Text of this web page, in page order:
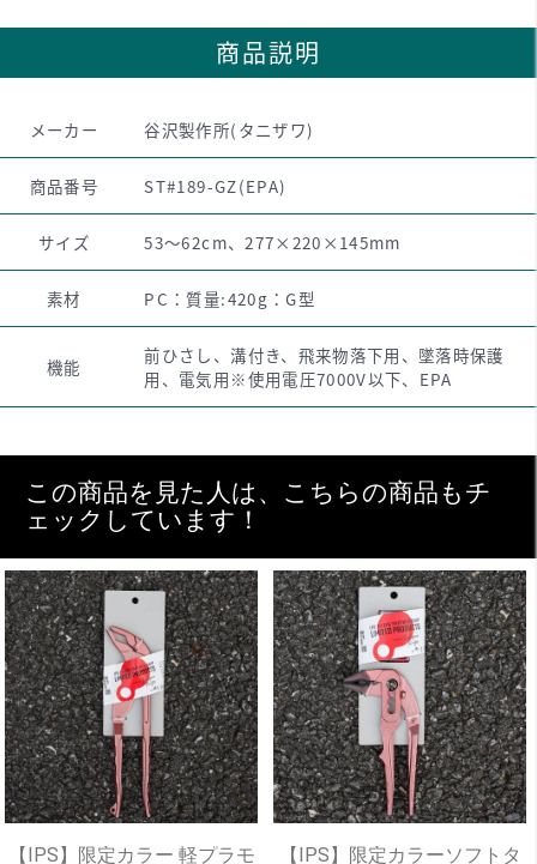
商品説明
メーカー 谷沢製作所(タニザワ)
商品番号 ST#189-GZ(EPA)
サイズ 53～62cm、277×220×145mm
素材 PC：質量:420g：G型
機能
前ひさし、溝付き、飛来物落下用、墜落時保護
用、電気用※使用電圧7000V以下、EPA
この商品を見た人は、こちらの商品もチ
ェックしています！
【IPS】限定カラー 軽プラモ
【IPS】限定カラーソフトタ